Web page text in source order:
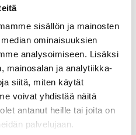
sisällön ja mainosten
ominaisuuksien
analysoimiseen. Lisäksi
mainosalan ja analytiikka-
siitä, miten käytät
voivat yhdistää näitä
antanut heille tai joita on
palvelujaan.
ILME S.p.A
size "104.27" 180°C version
'-40°C … +180°C
without enclosure, IP65 with
enclosure
Uros